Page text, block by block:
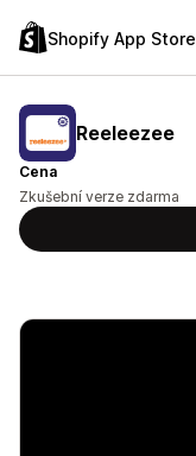
Shopify App Store
Reeleezee
Cena
Zkušební verze zdarma